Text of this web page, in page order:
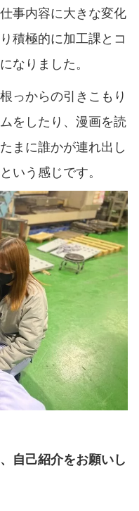
事内容に大きな変化
積極的に加工課とコ
なりました。
っからの引きこもり
をしたり、漫画を読
まに誰かが連れ出し
いう感じです。
自己紹介をお願いし